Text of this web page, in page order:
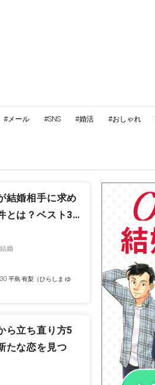
#メール #SNS #婚活 #おしゃれ
結婚相手に求め
とは？ベスト3…
婚
平島 有梨（ひらしま ゆ
ら立ち直り方5
たな恋を見つ